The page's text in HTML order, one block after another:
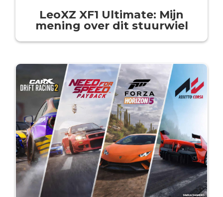
LeoXZ XF1 Ultimate: Mijn
mening over dit stuurwiel